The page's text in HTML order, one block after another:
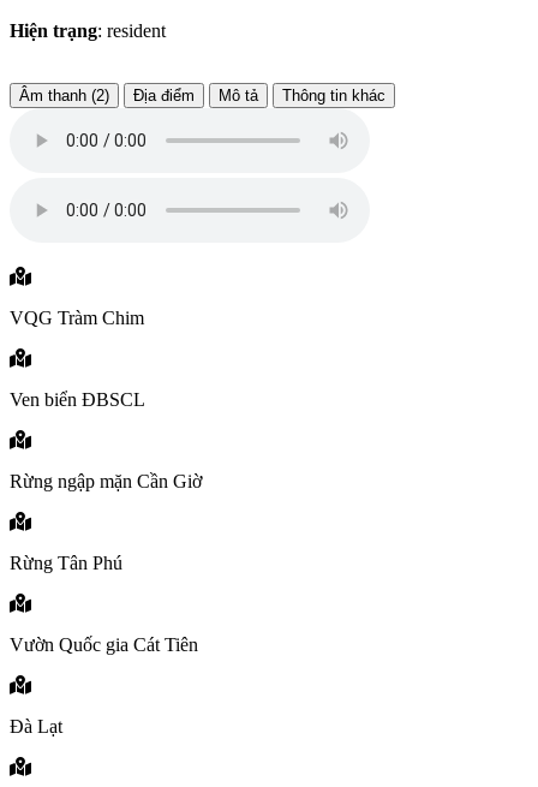
Hiện trạng: resident
Âm thanh (2) Địa điểm Mô tả Thông tin khác
VQG Tràm Chim
Ven biển ĐBSCL
Rừng ngập mặn Cần Giờ
Rừng Tân Phú
Vườn Quốc gia Cát Tiên
Đà Lạt